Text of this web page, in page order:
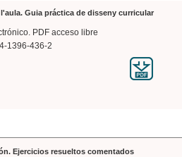
Guia práctica de disseny curricular
PDF acceso libre
1396-436-2
Ejercicios resueltos comentados